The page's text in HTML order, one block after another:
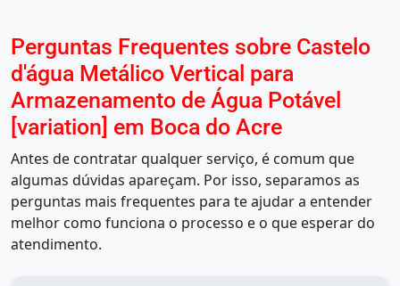
Perguntas Frequentes sobre Castelo
d'água Metálico Vertical para
Armazenamento de Água Potável
[variation] em Boca do Acre
Antes de contratar qualquer serviço, é comum que
algumas dúvidas apareçam. Por isso, separamos as
perguntas mais frequentes para te ajudar a entender
melhor como funciona o processo e o que esperar do
atendimento.